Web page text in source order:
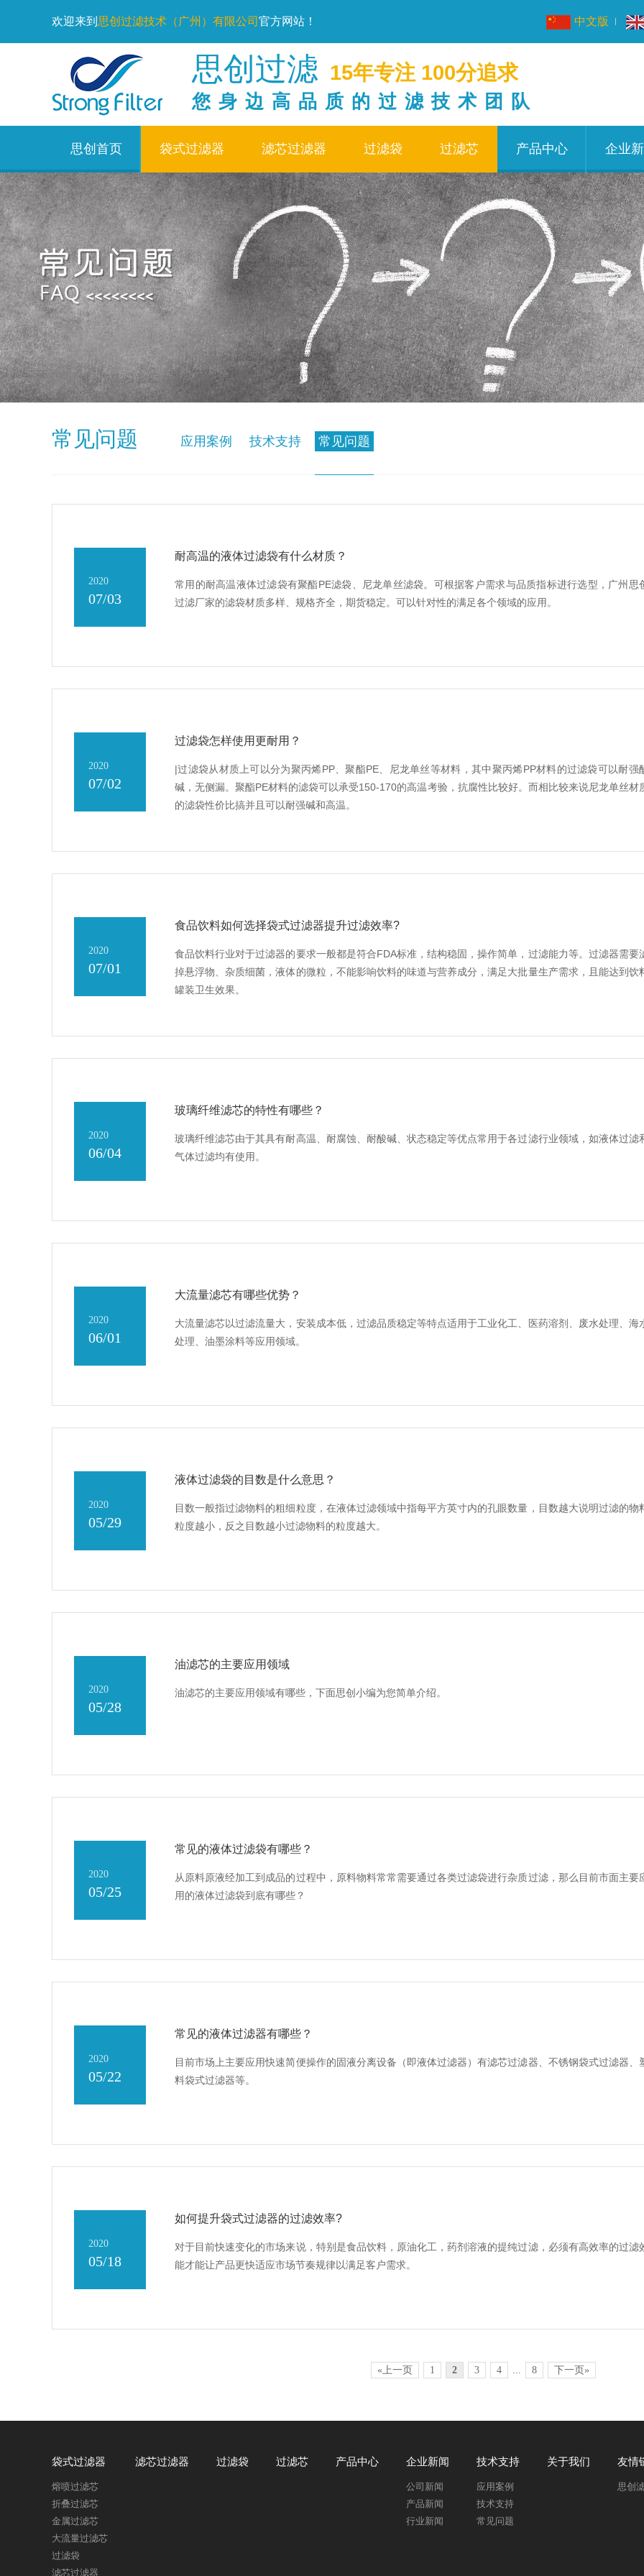
欢迎来到 思创过滤技术（广州）有限公司 官方网站！ 中文版
思创过滤 15年专注 100分追求
您身边高品质的过滤技术团队
思创首页 袋式过滤器 滤芯过滤器 过滤袋 过滤芯 产品中心 企业
常见问题 应用案例 技术支持 常见问题
2020
07/03
耐高温的液体过滤袋有什么材质？
常用的耐高温液体过滤袋有聚酯PE滤袋、尼龙单丝滤袋。可根据客户需求与品质指标进行选型，广州思
过滤厂家的滤袋材质多样、规格齐全，期货稳定。可以针对性的满足各个领域的应用。
2020
07/02
过滤袋怎样使用更耐用？
|过滤袋从材质上可以分为聚丙烯PP、聚酯PE、尼龙单丝等材料，其中聚丙烯PP材料的过滤袋可以耐强
碱，无侧漏。聚酯PE材料的滤袋可以承受150-170的高温考验，抗腐性比较好。而相比较来说尼龙单丝材
的滤袋性价比搞并且可以耐强碱和高温。
2020
07/01
食品饮料如何选择袋式过滤器提升过滤效率?
食品饮料行业对于过滤器的要求一般都是符合FDA标准，结构稳固，操作简单，过滤能力等。过滤器需要
掉悬浮物、杂质细菌，液体的微粒，不能影响饮料的味道与营养成分，满足大批量生产需求，且能达到饮
罐装卫生效果。
2020
06/04
玻璃纤维滤芯的特性有哪些？
玻璃纤维滤芯由于其具有耐高温、耐腐蚀、耐酸碱、状态稳定等优点常用于各过滤行业领域，如液体过滤
气体过滤均有使用。
2020
06/01
大流量滤芯有哪些优势？
大流量滤芯以过滤流量大，安装成本低，过滤品质稳定等特点适用于工业化工、医药溶剂、废水处理、海
处理、油墨涂料等应用领域。
2020
05/29
液体过滤袋的目数是什么意思？
目数一般指过滤物料的粗细粒度，在液体过滤领域中指每平方英寸内的孔眼数量，目数越大说明过滤的物
粒度越小，反之目数越小过滤物料的粒度越大。
2020
05/28
油滤芯的主要应用领域
油滤芯的主要应用领域有哪些，下面思创小编为您简单介绍。
2020
05/25
常见的液体过滤袋有哪些？
从原料原液经加工到成品的过程中，原料物料常常需要通过各类过滤袋进行杂质过滤，那么目前市面主要
用的液体过滤袋到底有哪些？
2020
05/22
常见的液体过滤器有哪些？
目前市场上主要应用快速简便操作的固液分离设备（即液体过滤器）有滤芯过滤器、不锈钢袋式过滤器、
料袋式过滤器等。
2020
05/18
如何提升袋式过滤器的过滤效率?
对于目前快速变化的市场来说，特别是食品饮料，原油化工，药剂溶液的提纯过滤，必须有高效率的过滤
能才能让产品更快适应市场节奏规律以满足客户需求。
«上一页 1 2 3 4 ... 8 下一页»
袋式过滤器
熔喷过滤芯
折叠过滤芯
金属过滤芯
大流量过滤芯
过滤袋
滤芯过滤器
滤芯过滤器 过滤袋 过滤芯 产品中心 企业新闻
公司新闻
产品新闻
行业新闻
技术支持
应用案例
技术支持
常见问题
关于我们 友情
思创